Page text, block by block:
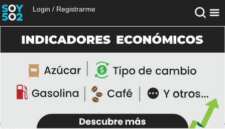
Login / Registrarme